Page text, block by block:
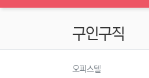
구인구직
오피스텔